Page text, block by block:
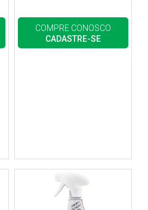
COMPRE CONOSCO
CADASTRE-SE